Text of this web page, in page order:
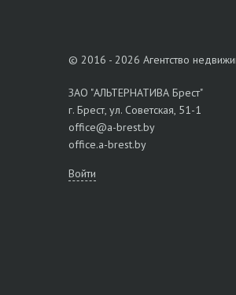
© 2016 - 2026 Агентство
ЗАО "АЛЬТЕРНАТИВА Брест"
г. Брест, ул. Советская, 51-1
office@a-brest.by
office.a-brest.by
Войти